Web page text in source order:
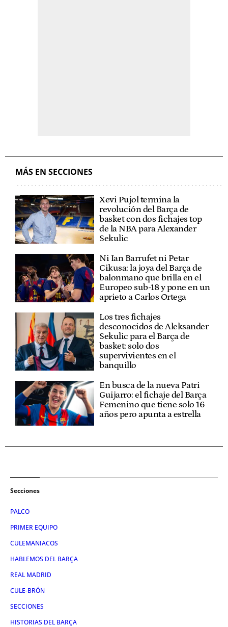
MÁS EN SECCIONES
Xevi Pujol termina la
revolución del Barça de
basket con dos fichajes top
de la NBA para Alexander
Sekulic
Ni Ian Barrufet ni Petar
Cikusa: la joya del Barça de
balonmano que brilla en el
Europeo sub-18 y pone en un
aprieto a Carlos Ortega
Los tres fichajes
desconocidos de Aleksander
Sekulic para el Barça de
basket: solo dos
supervivientes en el
banquillo
En busca de la nueva Patri
Guijarro: el fichaje del Barça
Femenino que tiene solo 16
años pero apunta a estrella
Secciones
PALCO
PRIMER EQUIPO
CULEMANIACOS
HABLEMOS DEL BARÇA
REAL MADRID
CULE-BRÓN
SECCIONES
HISTORIAS DEL BARÇA